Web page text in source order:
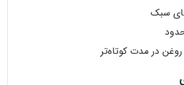
سبک
در مدت کوتاه‌تر